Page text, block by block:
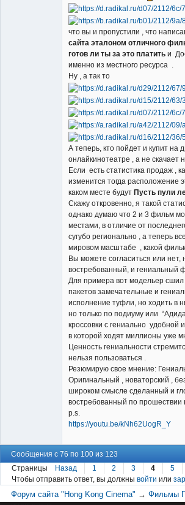
что вы и пропустили , что
сайта эталоном отличного
готов ли ты за это платить и
именно из местного ресурса .
Ну , а так то
А теперь, кто пойдет и купит на
онлайкинотеатре , а не скачает
Если есть статистика продаж ,
изменится тогда расположение
каком месте будут Пусть пули
Скажу откровенно, я такой
однако думаю что 2 и 3 фильм
местами, в отличие от
сугубо регионально , а теперь
мировом масштабе , какой
Вы можете согласиться или нет,
востребованный, и гениальный
Для примера вот модельер сшил
пакетов замечательные и
исполнение туфли, но ходить в
но только по подиуму или
кроссовки с гениально удобной
в которой ходят миллионы уже
Ценность гениальности
нельзя пользоваться .
Резюмирую свое мнение:
Оригинальный , новаторский ,
широком смысле сделанный и
востребованный по прошествии
p.s.
https://youtu.be/kNh62UogR_Y
Сообщения с 76 по 100 из 123
Страницы
Назад 1 2 3 4 5
Чтобы отправить ответ, вы должны войти или
Форум сайта "Hong Kong Cinema" →Фильмы